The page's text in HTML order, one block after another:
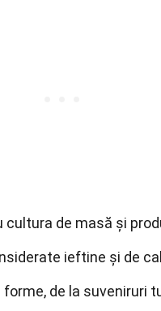
de masă și
ieftine și de
de la suveniruri